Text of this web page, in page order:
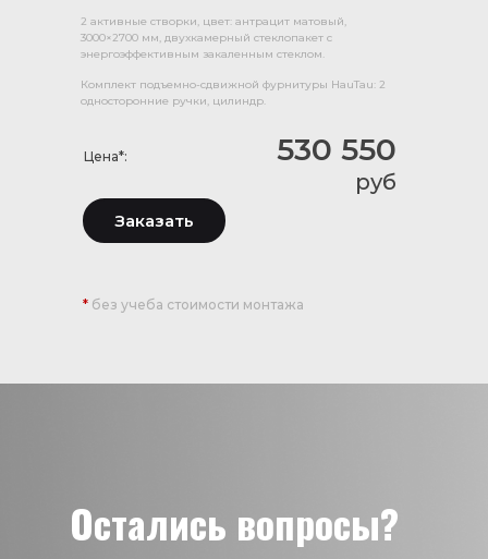
530 550
руб
2 активные створки, цвет: антрацит матовый,
3000×2700 мм, двухкамерный стеклопакет с
энергоэффективным закаленным стеклом.
Комплект подъемно-сдвижной фурнитуры HauTau: 2
односторонние ручки, цилиндр.
Цена*:
Заказать
* без учеба стоимости монтажа
Остались вопросы?